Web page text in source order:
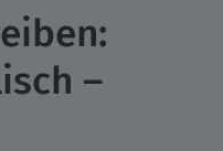
–